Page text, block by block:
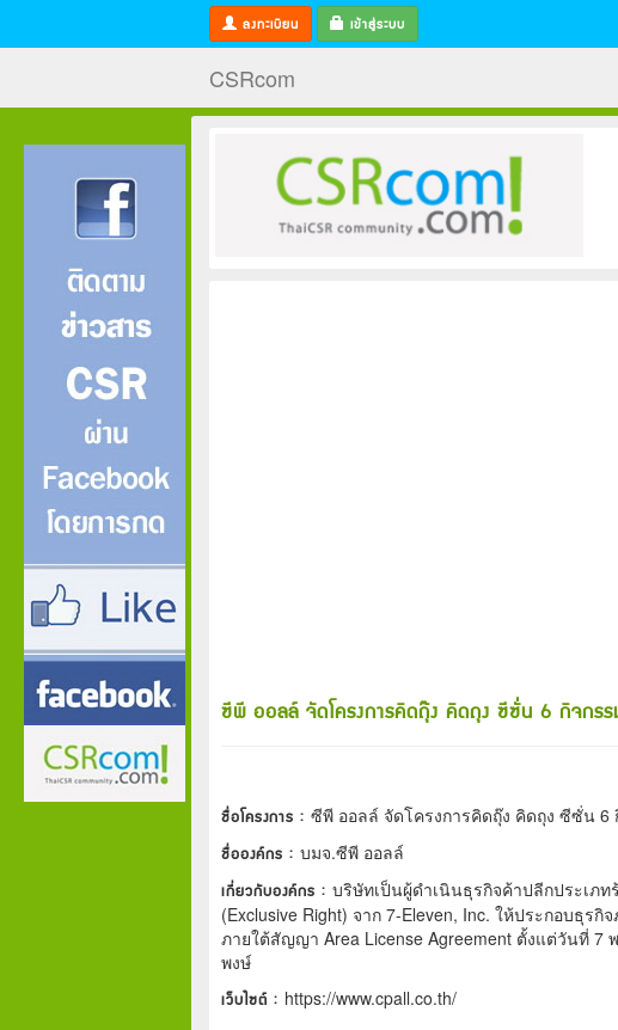
ลงทะเบียน เข้าสู่ระบบ
CSRcom
ซีพี ออลล์ จัดโครงการคิดถุ๊ง คิดถุง ซีซั่น 6 กิจกร
ชื่อโครงการ : ซีพี ออลล์ จัดโครงการคิดถุ๊ง คิดถุง ซีซั่น 6
ชื่อองค์กร : บมจ.ซีพี ออลล์
เกี่ยวกับองค์กร : บริษัทเป็นผู้ดำเนินธุรกิจค้าปลีกประเภ
(Exclusive Right) จาก 7-Eleven, Inc. ให้ประกอบธุรกิ
ภายใต้สัญญา Area License Agreement ตั้งแต่วันที่
พงษ์
เว็บไซต์ : https://www.cpall.co.th/